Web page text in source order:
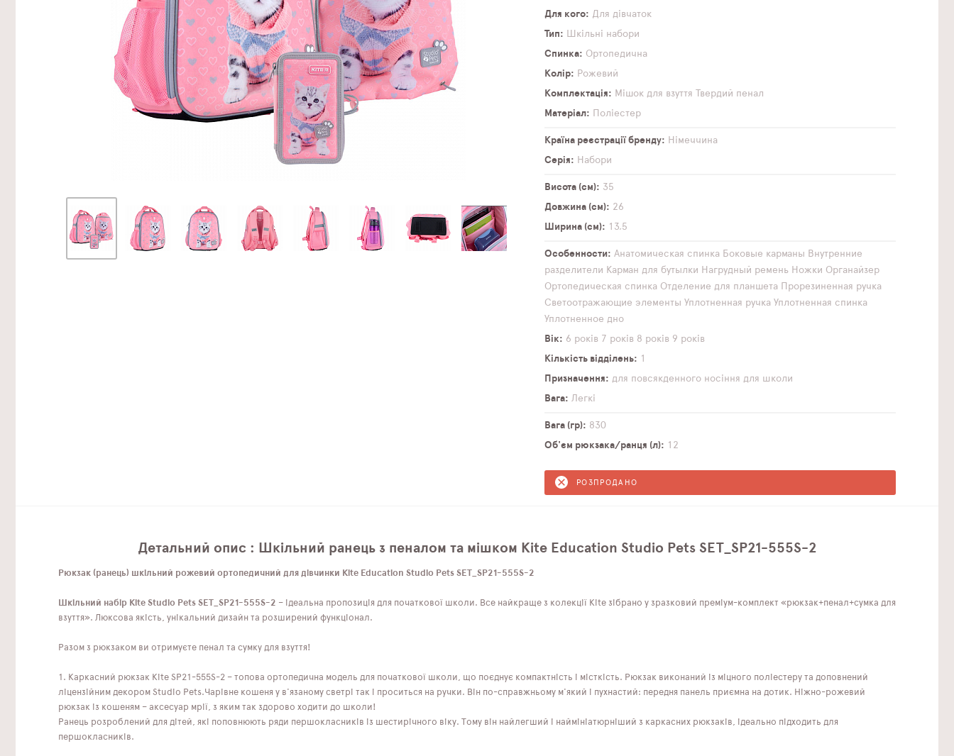
Для кого
Для дівчаток
Тип
Шкільні набори
Спинка
Ортопедична
Колір
Рожевий
Комплектація
Мішок для взуття
Твердий пенал
Матеріал
Поліестер
Країна реєстрації бренду
Німеччина
Серія
Набори
Висота (см)
35
Довжина (см)
26
Ширина (см)
13,5
Особенности Анатомическая спинка Боковые карманы Внутренние
разделители Карман для бутылки Нагрудный ремень Ножки Органайзер
Ортопедическая спинка Отделение для планшета
Прорезиненная ручка
Светоотражающие элементы Уплотненная ручка Уплотненная спинка
Уплотненное дно
Вік
6 років 7 років 8 років 9 років
Кількість відділень
1
Призначення
для повсякденного носіння для школи
Вага
Легкі
Вага (гр)
830
Об'єм рюкзака/ранця (л)
12
РОЗПРОДАНО
Детальний опис : Шкільний ранець з пеналом та мішком Kite Education Studio Pets SET_SP21-555S-2
Рюкзак (ранець) шкільний рожевий ортопедичний для дівчинки Kite Education Studio Pets SET_SP21-555S-2
Шкільний набір Kite Studio Pets SET_SP21-555S-2 – ідеальна пропозиція для початкової школи. Все найкраще з колекції Kite зібрано у зразковий преміум-комплект «рюкзак+пенал+сумка для
взуття». Люксова якість, унікальний дизайн та розширений функціонал.
Разом з рюкзаком ви отримуєте пенал та сумку для взуття!
1. Каркасний рюкзак Kite SP21-555S-2 – топова ортопедична модель для початкової школи, що поєднує компактність і місткість. Рюкзак виконаний із міцного поліестеру та доповнений
ліцензійним декором Studio Pets.Чарівне кошеня у в'язаному светрі так і проситься на ручки. Він по-справжньому м'який і пухнастий: передня панель приємна на дотик. Ніжно-рожевий
рюкзак із кошеням – аксесуар мрії, з яким так здорово ходити до школи!
Ранець розроблений для дітей, які поповнюють ряди першокласників із шестирічного віку. Тому він найлегший і наймініатюрніший з каркасних рюкзаків, ідеально підходить для
першокласників.